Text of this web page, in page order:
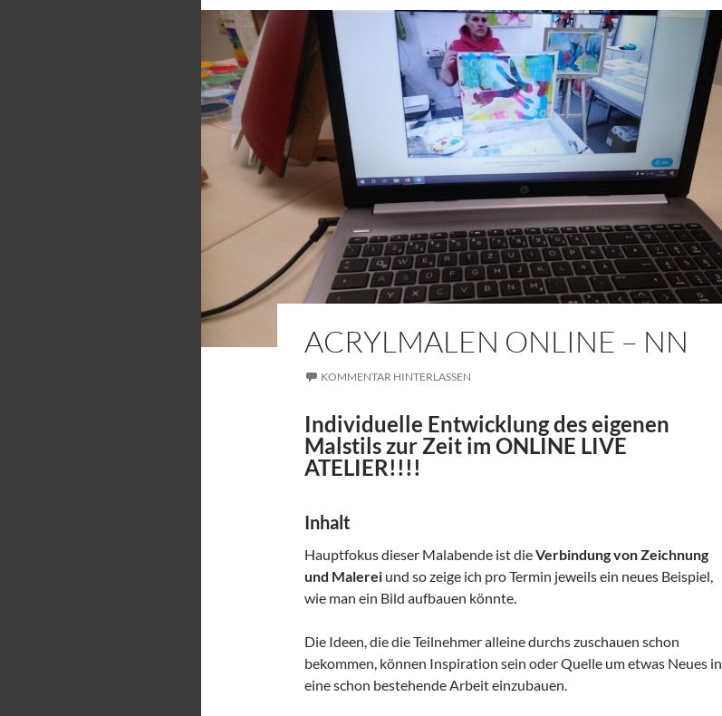
ACRYLMALEN ONLINE – NN
KOMMENTAR HINTERLASSEN
Individuelle Entwicklung des eigenen
Malstils zur Zeit im ONLINE LIVE
ATELIER!!!!
Inhalt
Hauptfokus dieser Malabende ist dieVerbindung von Zeichnung
und Malerei und so zeige ich pro Termin jeweils ein neues Beispiel,
wie man ein Bild aufbauen könnte.
Die Ideen, die die Teilnehmer alleine durchs zuschauen schon
bekommen, können Inspiration sein oder Quelle um etwas Neues in
eine schon bestehende Arbeit einzubauen.